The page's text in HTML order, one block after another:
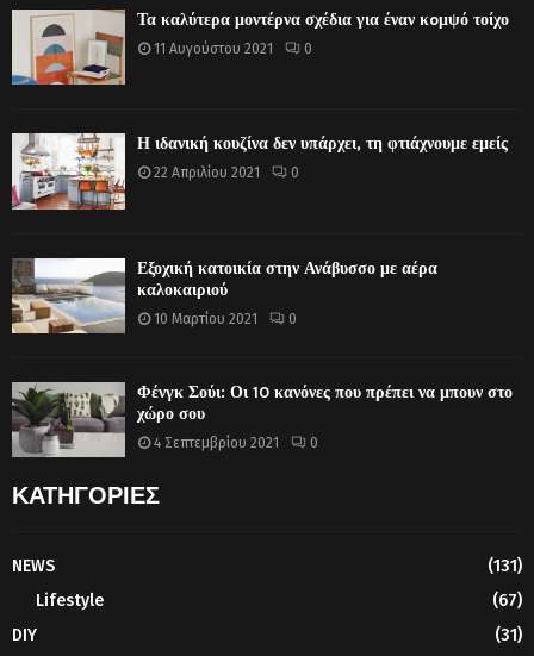
Τα καλύτερα μοντέρνα σχέδια για έναν κoμψό τοίχο
11 Αυγούστου 2021 0
Η ιδανική κουζίνα δεν υπάρχει, τη φτιάχνουμε εμείς
22 Απριλίου 2021 0
Εξοχική κατοικία στην Ανάβυσσο με αέρα
καλοκαιριού
10 Μαρτίου 2021 0
Φένγκ Σούι: Οι 10 κανόνες που πρέπει να μπουν στο
χώρο σου
4 Σεπτεμβρίου 2021 0
ΚΑΤΗΓΟΡΙΕΣ
NEWS
(131)
Lifestyle
(67)
DIY
(31)